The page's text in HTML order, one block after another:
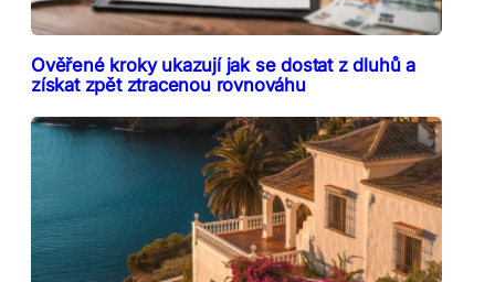
Ověřené kroky ukazují jak se dostat z dluhů a
získat zpět ztracenou rovnováhu